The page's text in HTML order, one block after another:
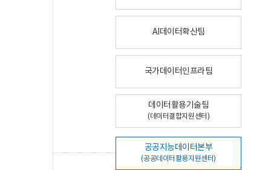
AI데이터확산팀
국가데이터인프라팀
데이터활용기술팀
(데이터결합지원센터)
공공지능데이터본부
(공공데이터활용지원센터)